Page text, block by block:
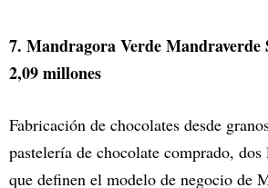
7. Mandragora Verde Mandraverde
2,09 millones
Fabricación de chocolates desde
pastelería de chocolate comprado,
que definen el modelo de negocio de